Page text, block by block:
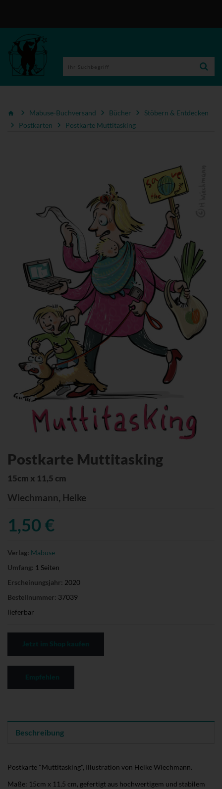
Mabuse-Buchversand Bücher
Stöbern & Entdecken
Postkarten
Postkarte Muttitasking
Postkarte Muttitasking
15cm x 11,5 cm
Wiechmann, Heike
1,50 €
Verlag: Mabuse
Umfang: 1 Seiten
Erscheinungsjahr: 2020
Bestellnummer: 37039
lieferbar
Beschreibung
Postkarte "Muttitasking", Illustration von Heike Wiechmann.
Maße: 15cm x 11,5 cm, gefertigt aus hochwertigem und stabilem